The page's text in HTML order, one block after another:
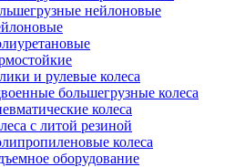
нейлоновые
и рулевые колеса
большегрузные колеса
колеса
с литой резиной
колеса
оборудование